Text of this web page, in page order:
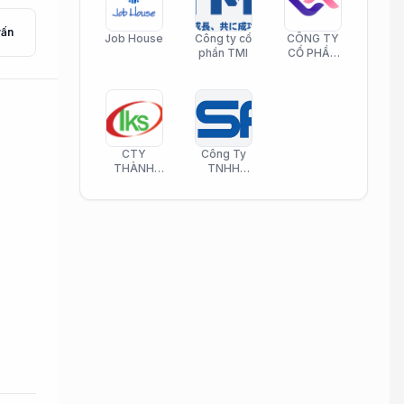
Job House
Công ty cổ
phần TMI
CÔNG TY
CỔ PHẦN
CTY
THÀNH
PHAMATECH
Công Ty
TNHH
Phần Mềm